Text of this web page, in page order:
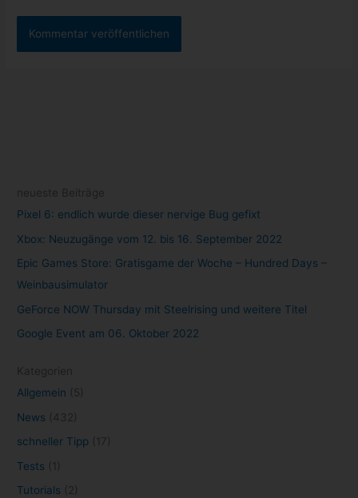
Pixel 6: endlich wurde dieser nervige Bug gefixt
Xbox: Neuzugänge vom 12. bis 16. September 2022
Epic Games Store: Gratisgame der Woche – Hundred Days –
Weinbausimulator
GeForce NOW Thursday mit Steelrising und weitere Titel
Google Event am 06. Oktober 2022
Allgemein
News
schneller Tipp
Tests
Tutorials